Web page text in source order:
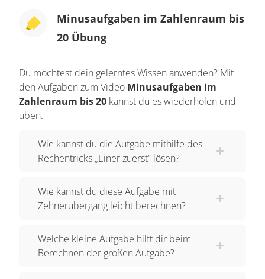
Rechnen den Zehner nicht überschreitest. Also
dann, wenn die Zahl, die du abziehen möchtest,
Wenn die zweite Zahl GRÖßER ist als der Einer
der ersten Zahl gibt es einen anderen Trick. Das
Trick mal in einem Zwanzigerfeld an. Hier liegen
15 Plättchen. Wir können von den 15 Plättchen
wollten aber insgesamt 7 abziehen. Es müssen
also noch 2 weitere abgezogen werden. Das
minus 5 minus 2. 15 minus 5 kannst du leicht
rechnen. Wie lautet das Ergebnis? 15 minus 5 ist
Minusaufgaben im Zahlenraum bis
20 Übung
Du möchtest dein gelerntes Wissen anwenden? Mit
den Aufgaben zum Video Minusaufgaben im
Zahlenraum bis 20 kannst du es wiederholen und
üben.
Wie kannst du die Aufgabe mithilfe des
Rechentricks „Einer zuerst“ lösen?
Wie kannst du diese Aufgabe mit
Zehnerübergang leicht berechnen?
Welche kleine Aufgabe hilft dir beim
Berechnen der großen Aufgabe?